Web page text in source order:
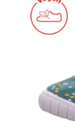
hvězdiček.